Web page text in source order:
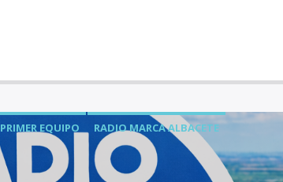
PRIMER EQUIPO
RADIO MARCA ALBACETE